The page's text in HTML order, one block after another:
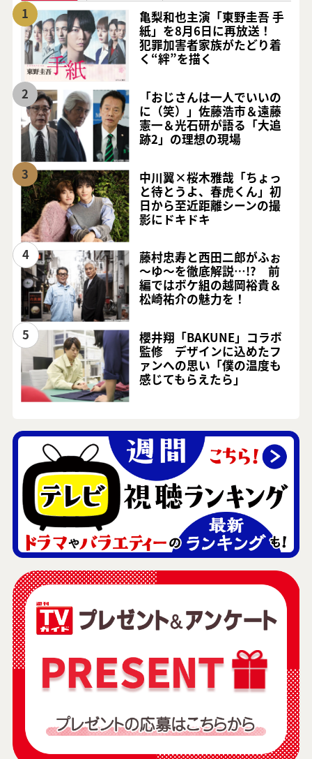
1
亀梨和也主演「東野圭吾 手
紙」を8月6日に再放送！
犯罪加害者家族がたどり着
く“絆”を描く
2
「おじさんは一人でいいの
に（笑）」佐藤浩市＆遠藤
憲一＆光石研が語る「大追
跡2」の理想の現場
3
中川翼×桜木雅哉「ちょっ
と待とうよ、春虎くん」初
日から至近距離シーンの撮
影にドキドキ
4
藤村忠寿と西田二郎がふぉ
～ゆ～を徹底解説…!? 前
編ではボケ組の越岡裕貴＆
松崎祐介の魅力を！
5
櫻井翔「BAKUNE」コラボ
監修 デザインに込めたフ
ァンへの思い「僕の温度も
感じてもらえたら」